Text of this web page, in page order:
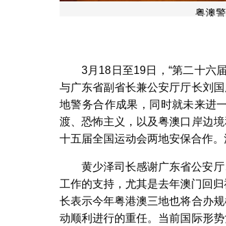
粤澳
3月18日至19日，“第二十六
与广东省副省长兼公安厅厅长刘
地警务合作成果，同时就未来进
渡、恐怖主义，以及粤澳口岸边
十五届全国运动会两地安保合作
黄少泽司长感谢广东省公安
工作的支持，尤其是去年澳门回
长表示今年粤港澳三地也将合办
动顺利进行的重任。当前国际形